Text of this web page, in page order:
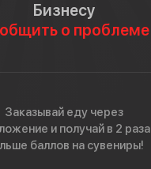
Бизнесу
о проблеме
Заказывай еду через
и получай в 2 раза
баллов на сувениры!